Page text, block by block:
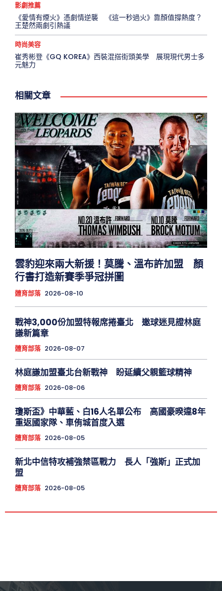
影劇推薦
《愛情有煙火》憑劇情逆襲 《這一秒過火》靠顏值撐熱度？
王楚然兩劇引熱議
時尚美容
崔秀彬登《GQ KOREA》西裝混搭街頭美學 展現現代男士多
元魅力
相關文章
雲豹迎來兩大新援！莫騰、溫布許加盟 顏
行書打造新賽季爭冠拼圖
體育部落 2026-08-10
戰神3,000份加盟特報席捲臺北 邀球迷見證林庭
謙新篇章
體育部落 2026-08-07
林庭謙加盟臺北台新戰神 盼延續父親籃球精神
體育部落 2026-08-06
瓊斯盃》中華藍、白16人名單公布 高國豪暌違8年
重返國家隊、車侑城首度入選
體育部落 2026-08-05
新北中信特攻補強禁區戰力 長人「強斯」正式加
盟
體育部落 2026-08-05